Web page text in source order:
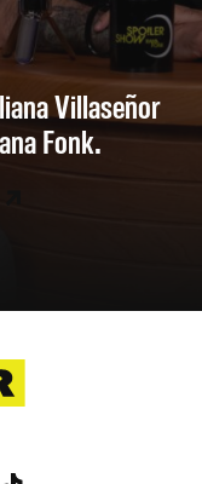
Villaseñor
Fonk.
YouTube